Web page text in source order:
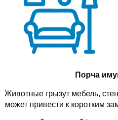
Порча
Животные грызут мебель,
может привести к коротким